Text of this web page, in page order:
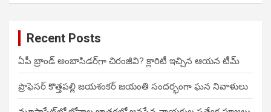
Recent Posts
ఏపీ బ్రాండ్ అంబాసిడర్‌గా చిరంజీవి? క్లారిటీ ఇచ్చిన ఆయన టీమ్
ప్రొఫెసర్ కొత్తపల్లి జయశంకర్ జయంతి సందర్భంగా ఘన నివాళులు